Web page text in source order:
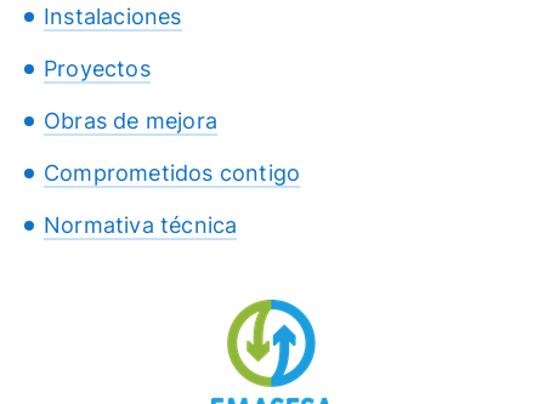
Instalaciones
Proyectos
Obras de mejora
Comprometidos contigo
Normativa técnica